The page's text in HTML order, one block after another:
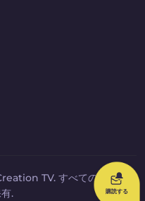
TV. すべての
.
購読する